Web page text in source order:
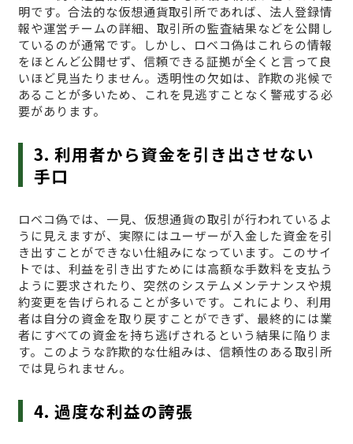
明です。合法的な仮想通貨取引所であれば、法人登録情
報や運営チームの詳細、取引所の監査結果などを公開し
ているのが通常です。しかし、ロベコ偽はこれらの情報
をほとんど公開せず、信頼できる証拠が全くと言って良
いほど見当たりません。透明性の欠如は、詐欺の兆候で
あることが多いため、これを見逃すことなく警戒する必
要があります。
3. 利用者から資金を引き出させない
手口
ロベコ偽では、一見、仮想通貨の取引が行われているよ
うに見えますが、実際にはユーザーが入金した資金を引
き出すことができない仕組みになっています。このサイ
トでは、利益を引き出すためには高額な手数料を支払う
ように要求されたり、突然のシステムメンテナンスや規
約変更を告げられることが多いです。これにより、利用
者は自分の資金を取り戻すことができず、最終的には業
者にすべての資金を持ち逃げされるという結果に陥りま
す。このような詐欺的な仕組みは、信頼性のある取引所
では見られません。
4. 過度な利益の誇張